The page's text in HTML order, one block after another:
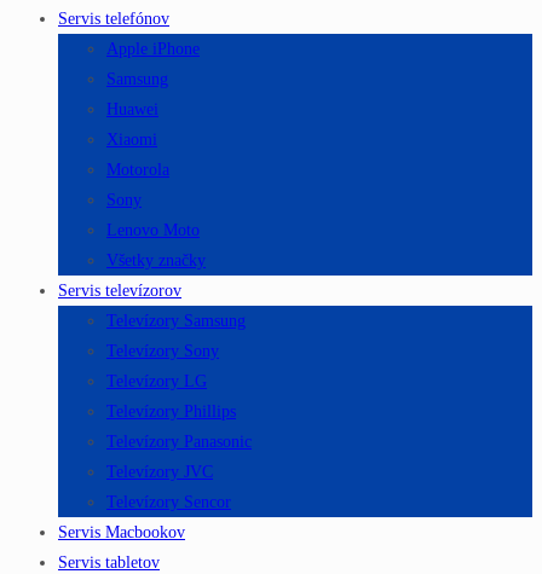
Servis telefónov
Apple iPhone
Samsung
Huawei
Xiaomi
Motorola
Sony
Lenovo Moto
Všetky značky
Servis televízorov
Televízory Samsung
Televízory Sony
Televízory LG
Televízory Phillips
Televízory Panasonic
Televízory JVC
Televízory Sencor
Servis Macbookov
Servis tabletov